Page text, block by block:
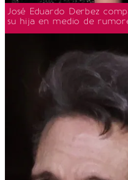
José Eduardo Derbez
su hija en medio de